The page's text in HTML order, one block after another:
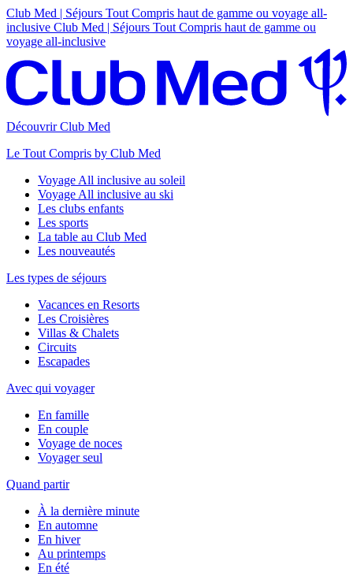
Club Med | Séjours Tout Compris haut de gamme ou voyage all-
inclusive Club Med | Séjours Tout Compris haut de gamme ou
voyage all-inclusive
Découvrir Club Med
Le Tout Compris by Club Med
Voyage All inclusive au soleil
Voyage All inclusive au ski
Les clubs enfants
Les sports
La table au Club Med
Les nouveautés
Les types de séjours
Vacances en Resorts
Les Croisières
Villas & Chalets
Circuits
Escapades
Avec qui voyager
En famille
En couple
Voyage de noces
Voyager seul
Quand partir
À la dernière minute
En automne
En hiver
Au printemps
En été